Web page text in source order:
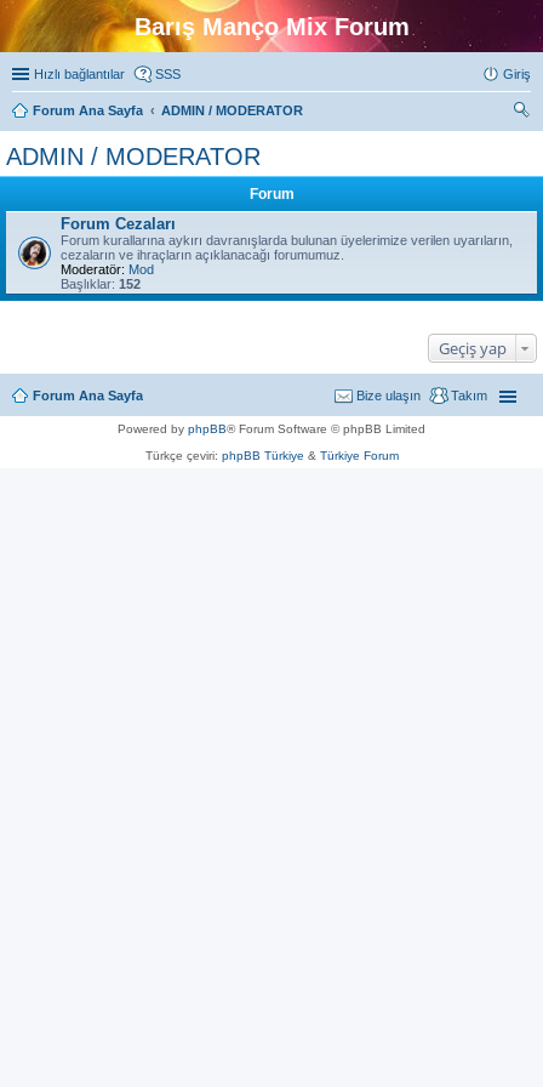
Barış Manço Mix Forum
Hızlı bağlantılar SSS Giriş
Forum Ana Sayfa
ADMIN / MODERATOR
ADMIN / MODERATOR
Forum
Forum Cezaları
Forum kurallarına aykırı davranışlarda bulunan üyelerimize verilen uyarıların,
cezaların ve ihraçların açıklanacağı forumumuz.
Moderatör: Mod
Başlıklar: 152
Geçiş yap
Forum Ana Sayfa Takım
Bize ulaşın
Powered by phpBB® Forum Software © phpBB Limited
Türkçe çeviri: phpBB Türkiye & Türkiye Forum